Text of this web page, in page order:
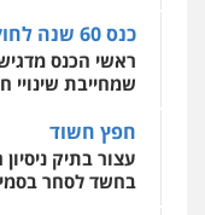
כנס 60 שנה לחוק הירושה
ראשי הכנס
שמחייבת שינויי
חפץ חשוד
עצור בתיק
בחשד לסחר